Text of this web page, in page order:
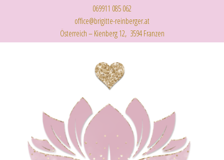
069911 085 062
office@brigitte-reinberger.at
Österreich – Kienberg 12, 3594 Franzen